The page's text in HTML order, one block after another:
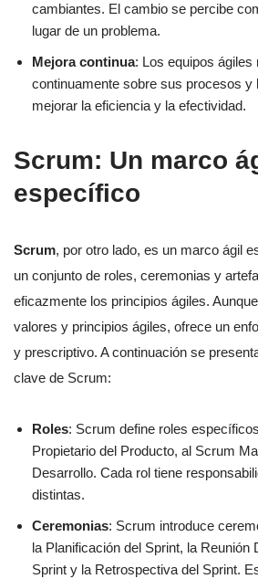
cambiantes. El cambio se percibe
lugar de un problema.
Mejora continua: Los equipos ágiles
continuamente sobre sus procesos y
mejorar la eficiencia y la efectividad.
Scrum: Un marco
específico
Scrum, por otro lado, es un marco ágil
un conjunto de roles, ceremonias y
eficazmente los principios ágiles.
valores y principios ágiles, ofrece un
y prescriptivo. A continuación se
clave de Scrum:
Roles: Scrum define roles
Propietario del Producto, al Scrum
Desarrollo. Cada rol tiene
distintas.
Ceremonias: Scrum introduce
la Planificación del Sprint, la Reunión
Sprint y la Retrospectiva del Sprint.